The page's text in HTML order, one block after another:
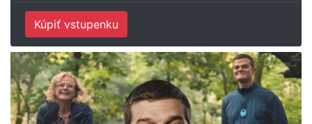
Kúpiť vstupenku